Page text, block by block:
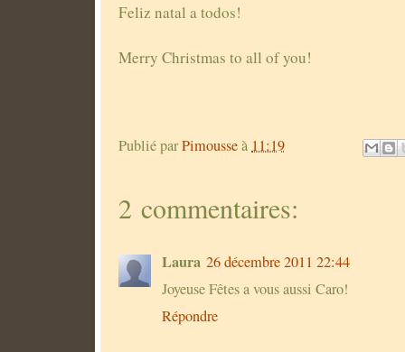
Feliz natal a todos!
Merry Christmas to all of you!
Publié parPimousseà 11:19
2 commentaires:
Laura 26 décembre 2011 22:44
Joyeuse Fêtes a vous aussi Caro!
Répondre